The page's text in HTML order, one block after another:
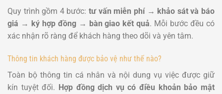
Quy trình gồm 4 bước:tư vấn miễn phí → khảo sát và báo
giá → ký hợp đồng → bàn giao kết quả. Mỗi bước đều có
xác nhận rõ ràng để khách hàng theo dõi và yên tâm.
Thông tin khách hàng được bảo vệ như thế nào?
Toàn bộ thông tin cá nhân và nội dung vụ việc được giữ
kín tuyệt đối. Hợp đồng dịch vụ có điều khoản bảo mật